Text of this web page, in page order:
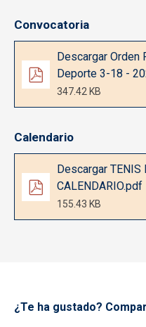
Convocatoria
Documento
Descargar Orden
Deporte 3-18 -
347.42 KB
Calendario
Documento
Descargar TENIS
CALENDARIO.pdf
155.43 KB
¿Te ha gustado?